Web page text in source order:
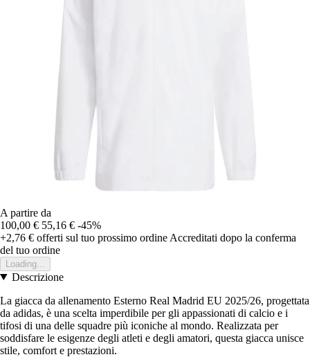
A partire da
100,00 € 55,16 € -45%
+2,76 € offerti sul tuo prossimo ordine Accreditati dopo la conferma
del tuo ordine
Loading...
Descrizione
La giacca da allenamento Esterno Real Madrid EU 2025/26, progettata
da adidas, è una scelta imperdibile per gli appassionati di calcio e i
tifosi di una delle squadre più iconiche al mondo. Realizzata per
soddisfare le esigenze degli atleti e degli amatori, questa giacca unisce
stile, comfort e prestazioni.